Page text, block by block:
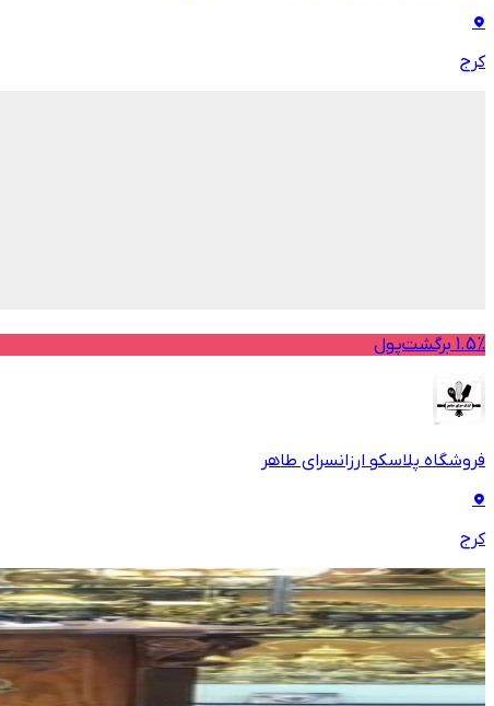
کرج
1.5% برگشت‌پول
فروشگاه پلاسکو ارزانسرای طاهر
کرج